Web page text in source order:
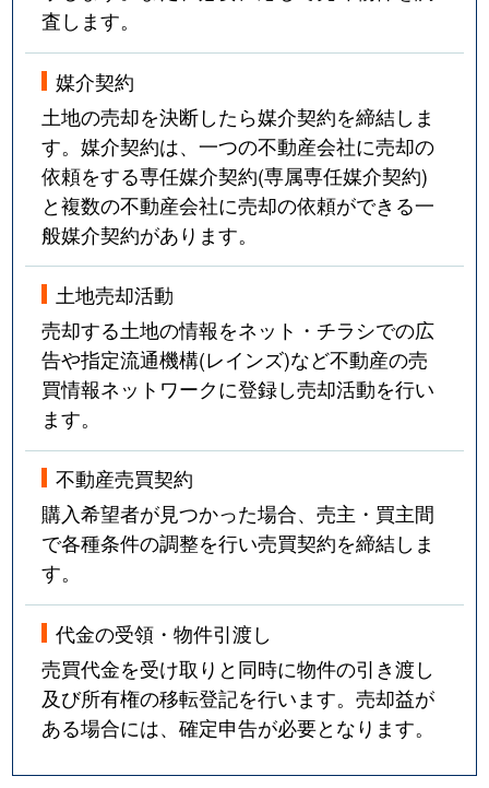
査します。
媒介契約
土地の売却を決断したら媒介契約を締結しま
す。媒介契約は、一つの不動産会社に売却の
依頼をする専任媒介契約(専属専任媒介契約)
と複数の不動産会社に売却の依頼ができる一
般媒介契約があります。
土地売却活動
売却する土地の情報をネット・チラシでの広
告や指定流通機構(レインズ)など不動産の売
買情報ネットワークに登録し売却活動を行い
ます。
不動産売買契約
購入希望者が見つかった場合、売主・買主間
で各種条件の調整を行い売買契約を締結しま
す。
代金の受領・物件引渡し
売買代金を受け取りと同時に物件の引き渡し
及び所有権の移転登記を行います。売却益が
ある場合には、確定申告が必要となります。